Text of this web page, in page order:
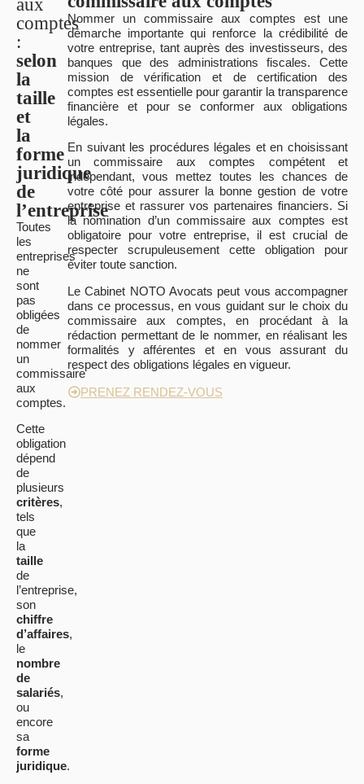
aux
comptes
:
selon
la
taille
et
la
forme
juridique
de
l’entreprise
Toutes
les
entreprises
ne
sont
pas
obligées
de
nommer
un
commissaire
aux
comptes.
Cette
obligation
dépend
de
plusieurs
critères,
tels
que
la
taille
de
l’entreprise,
son
chiffre
d’affaires,
le
nombre
de
salariés,
ou
encore
sa
forme
juridique.
Nommer un commissaire aux comptes est une
démarche importante qui renforce la crédibilité de
votre entreprise, tant auprès des investisseurs, des
banques que des administrations fiscales. Cette
mission de vérification et de certification des
comptes est essentielle pour garantir la transparence
financière et pour se conformer aux obligations
légales.
En suivant les procédures légales et en choisissant
un commissaire aux comptes compétent et
indépendant, vous mettez toutes les chances de
votre côté pour assurer la bonne gestion de votre
entreprise et rassurer vos partenaires financiers. Si
la nomination d’un commissaire aux comptes est
obligatoire pour votre entreprise, il est crucial de
respecter scrupuleusement cette obligation pour
éviter toute sanction.
Le Cabinet NOTO Avocats peut vous accompagner
dans ce processus, en vous guidant sur le choix du
commissaire aux comptes, en procédant à la
rédaction permettant de le nommer, en réalisant les
formalités y afférentes et en vous assurant du
respect des obligations légales en vigueur.
PRENEZ RENDEZ-VOUS